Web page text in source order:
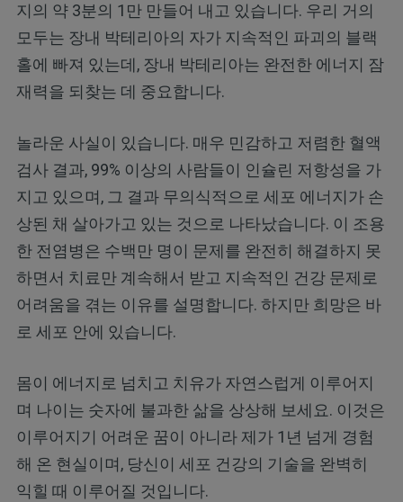
지의 약 3분의 1만 만들어 내고 있습니다. 우리 거의
모두는 장내 박테리아의 자가 지속적인 파괴의 블랙
홀에 빠져 있는데, 장내 박테리아는 완전한 에너지 잠
재력을 되찾는 데 중요합니다.
놀라운 사실이 있습니다. 매우 민감하고 저렴한 혈액
검사 결과, 99% 이상의 사람들이 인슐린 저항성을 가
지고 있으며, 그 결과 무의식적으로 세포 에너지가 손
상된 채 살아가고 있는 것으로 나타났습니다. 이 조용
한 전염병은 수백만 명이 문제를 완전히 해결하지 못
하면서 치료만 계속해서 받고 지속적인 건강 문제로
어려움을 겪는 이유를 설명합니다. 하지만 희망은 바
로 세포 안에 있습니다.
몸이 에너지로 넘치고 치유가 자연스럽게 이루어지
며 나이는 숫자에 불과한 삶을 상상해 보세요. 이것은
이루어지기 어려운 꿈이 아니라 제가 1년 넘게 경험
해 온 현실이며, 당신이 세포 건강의 기술을 완벽히
익힐 때 이루어질 것입니다.